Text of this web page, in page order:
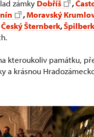
zámky Dobříš ,
,Moravský
Český Šternberk,Špilberk
kteroukoliv památku,
a krásnou